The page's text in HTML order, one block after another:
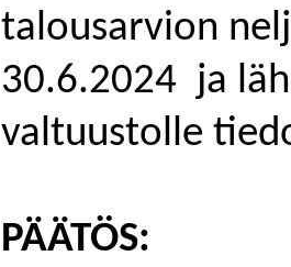
talousarvion
30.6.2024 ja
valtuustolle
PÄÄTÖS: